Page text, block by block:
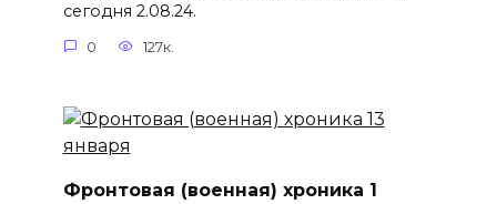
сегодня 2.08.24.
0 127к.
Фронтовая (военная) хроника 1